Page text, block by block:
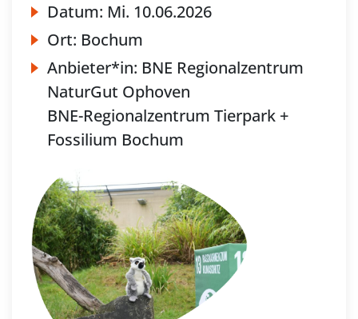
Datum: Mi. 10.06.2026
Ort: Bochum
Anbieter*in: BNE Regionalzentrum
NaturGut Ophoven
BNE-Regionalzentrum Tierpark +
Fossilium Bochum